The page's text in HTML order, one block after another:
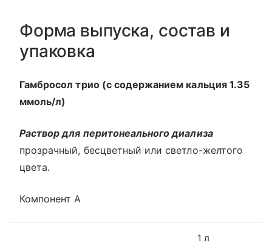
Форма выпуска, состав и
упаковка
Гамбросол трио (с содержанием кальция 1.35
ммоль/л)
Раствор для перитонеального диализа
прозрачный, бесцветный или светло-желтого
цвета.
Компонент А
1 л